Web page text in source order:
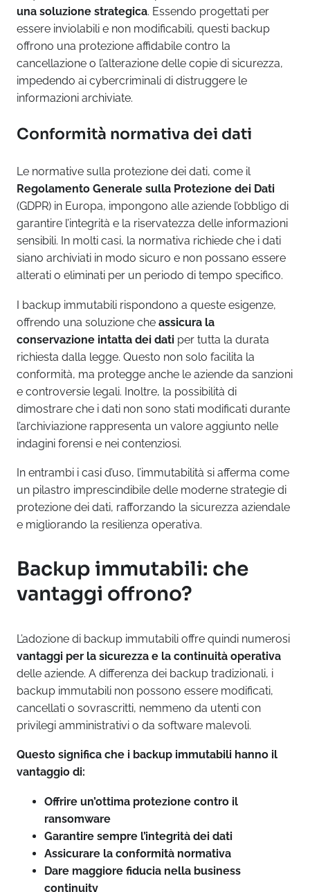
una soluzione strategica. Essendo progettati per
essere inviolabili e non modificabili, questi backup
offrono una protezione affidabile contro la
cancellazione o l’alterazione delle copie di sicurezza,
impedendo ai cybercriminali di distruggere le
informazioni archiviate.
Conformità normativa dei dati
Le normative sulla protezione dei dati, come il
Regolamento Generale sulla Protezione dei Dati
(GDPR) in Europa, impongono alle aziende l’obbligo di
garantire l’integrità e la riservatezza delle informazioni
sensibili. In molti casi, la normativa richiede che i dati
siano archiviati in modo sicuro e non possano essere
alterati o eliminati per un periodo di tempo specifico.
I backup immutabili rispondono a queste esigenze,
offrendo una soluzione che assicura la
conservazione intatta dei dati per tutta la durata
richiesta dalla legge. Questo non solo facilita la
conformità, ma protegge anche le aziende da sanzioni
e controversie legali. Inoltre, la possibilità di
dimostrare che i dati non sono stati modificati durante
l’archiviazione rappresenta un valore aggiunto nelle
indagini forensi e nei contenziosi.
In entrambi i casi d’uso, l’immutabilità si afferma come
un pilastro imprescindibile delle moderne strategie di
protezione dei dati, rafforzando la sicurezza aziendale
e migliorando la resilienza operativa.
Backup immutabili: che
vantaggi offrono?
L’adozione di backup immutabili offre quindi numerosi
vantaggi per la sicurezza e la continuità operativa
delle aziende. A differenza dei backup tradizionali, i
backup immutabili non possono essere modificati,
cancellati o sovrascritti, nemmeno da utenti con
privilegi amministrativi o da software malevoli.
Questo significa che i backup immutabili hanno il
vantaggio di:
Offrire un’ottima protezione contro il
ransomware
Garantire sempre l’integrità dei dati
Assicurare la conformità normativa
Dare maggiore fiducia nella business
continuity